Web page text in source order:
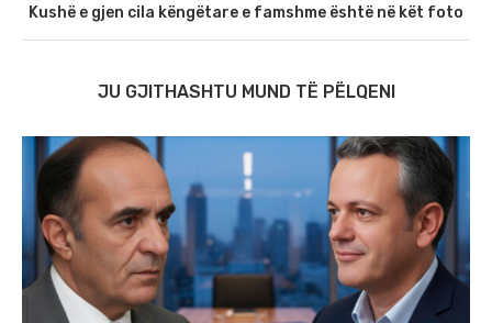
Kushë e gjen cila këngëtare e famshme është në kët foto
JU GJITHASHTU MUND TË PËLQENI